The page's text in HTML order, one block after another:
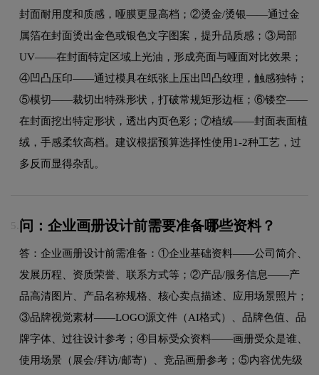
封面耐用度和质感，哑膜更显高档；②烫金/烫银——通过金
属箔在封面烫出金色或银色文字图案，提升品质感；③局部
UV——在封面特定区域上光油，形成亮面与哑面对比效果；
④凹凸压印——通过模具在纸张上压出凹凸纹理，触感独特；
⑤模切——裁切出特殊形状，打破常规矩形边框；⑥镂空——
在封面挖出特定形状，透出内页色彩；⑦植绒——封面表面植
绒，手感柔软高档。建议根据预算选择性使用1-2种工艺，过
多反而显得杂乱。
5. 问：企业画册设计前需要准备哪些资料？
答：企业画册设计前需准备：①企业基础资料——公司简介、
发展历程、资质荣誉、联系方式等；②产品/服务信息——产
品高清图片、产品名称规格、核心卖点描述、应用场景照片；
③品牌视觉素材——LOGO源文件（AI格式）、品牌色值、品
牌字体、过往设计参考；④目标受众资料——画册受众是谁、
使用场景（展会/拜访/邮寄）、竞品画册参考；⑤内容优先级